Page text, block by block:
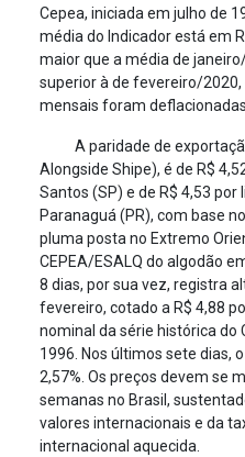
Cepea, iniciada em julho de
média do Indicador está em
maior que a média de
superior à de fevereiro/
mensais foram
A paridade de
Alongside Shipe), é de R$
Santos (SP) e de R$ 4,53 por
Paranaguá (PR), com base
pluma posta no Extremo
CEPEA/ESALQ do algodão
8 dias, por sua vez, registra
fevereiro, cotado a R$ 4,88
nominal da série histórica do
1996. Nos últimos sete dias,
2,57%. Os preços devem se
semanas no Brasil,
valores internacionais e da
internacional aquecida.